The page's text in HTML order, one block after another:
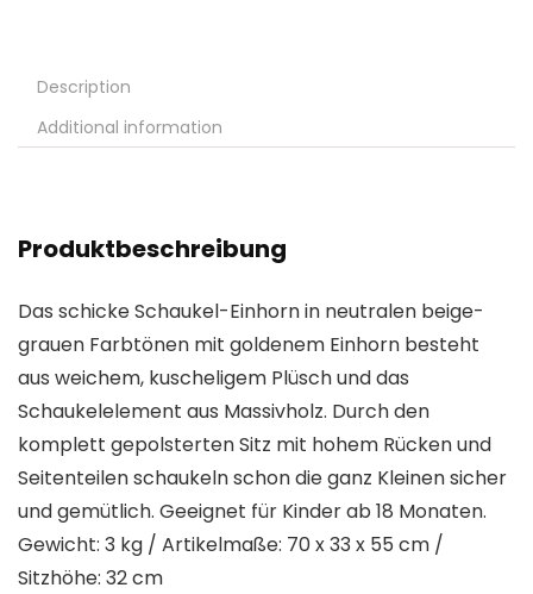
Description
Additional information
Produktbeschreibung
Das schicke Schaukel-Einhorn in neutralen beige-
grauen Farbtönen mit goldenem Einhorn besteht
aus weichem, kuscheligem Plüsch und das
Schaukelelement aus Massivholz. Durch den
komplett gepolsterten Sitz mit hohem Rücken und
Seitenteilen schaukeln schon die ganz Kleinen sicher
und gemütlich. Geeignet für Kinder ab 18 Monaten.
Gewicht: 3 kg / Artikelmaße: 70 x 33 x 55 cm /
Sitzhöhe: 32 cm